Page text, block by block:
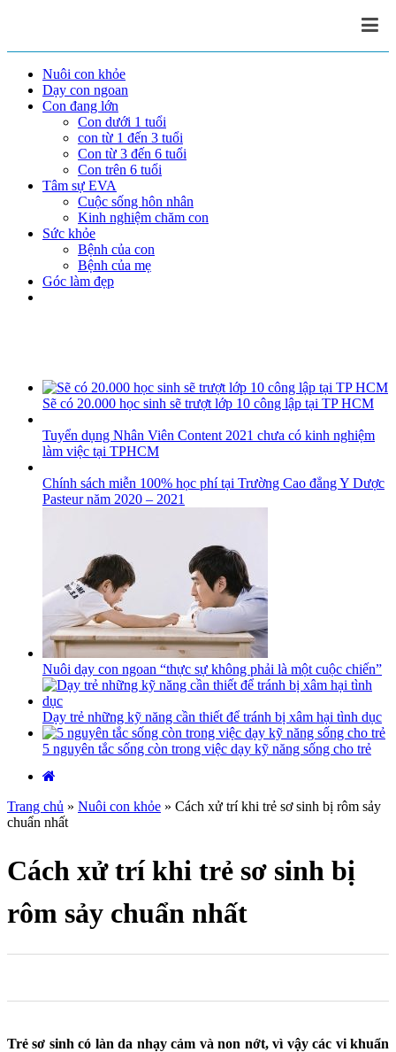
Nuôi con khỏe
Dạy con ngoan
Con đang lớn
Con dưới 1 tuổi
con từ 1 đến 3 tuổi
Con từ 3 đến 6 tuổi
Con trên 6 tuổi
Tâm sự EVA
Cuộc sống hôn nhân
Kinh nghiệm chăm con
Sức khỏe
Bệnh của con
Bệnh của mẹ
Góc làm đẹp
Sẽ có 20.000 học sinh sẽ trượt lớp 10 công lập tại TP HCM
Tuyển dụng Nhân Viên Content 2021 chưa có kinh nghiệm
làm việc tại TPHCM
Chính sách miễn 100% học phí tại Trường Cao đẳng Y Dược
Pasteur năm 2020 – 2021
Nuôi dạy con ngoan “thực sự không phải là một cuộc chiến”
Dạy trẻ những kỹ năng cần thiết để tránh bị xâm hại tình dục
5 nguyên tắc sống còn trong việc dạy kỹ năng sống cho trẻ
Trang chủ » Nuôi con khỏe » Cách xử trí khi trẻ sơ sinh bị rôm sảy
chuẩn nhất
Cách xử trí khi trẻ sơ sinh bị
rôm sảy chuẩn nhất
Trẻ sơ sinh có làn da nhạy cảm và non nớt, vì vậy các vi khuẩn